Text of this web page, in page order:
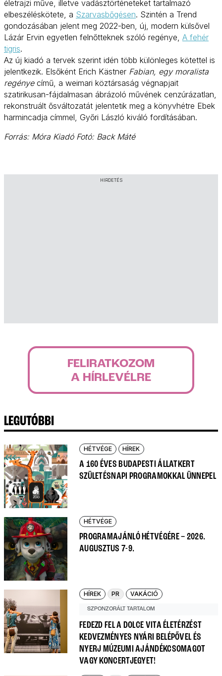
életrajzi műve, illetve vadásztörténeteket tartalmazó
elbeszéléskötete, a Szarvasbőgésen. Szintén a Trend
gondozásában jelent meg 2022-ben, új, modern külsővel
Lázár Ervin egyetlen felnőtteknek szóló regénye, A fehér
tigris.
Az új kiadó a tervek szerint idén több különleges kötettel is
jelentkezik. Elsőként Erich Kästner Fabian, egy moralista
regényecímű, a weimari köztársaság végnapjait
szatirikusan-fájdalmasan ábrázoló művének cenzúrázatlan,
rekonstruált ősváltozatát jelentetik meg a könyvhétre Ebek
harmincadja címmel, Győri László kiváló fordításában.
Forrás: Móra Kiadó Fotó: Back Máté
HIRDETÉS
FELIRATKOZOM
A HÍRLEVÉLRE
LEGUTÓBBI
HÉTVÉGE HÍREK
A 160 ÉVES BUDAPESTI ÁLLATKERT
SZÜLETÉSNAPI PROGRAMOKKAL ÜNNEPEL
HÉTVÉGE
PROGRAMAJÁNLÓ HÉTVÉGÉRE – 2026.
AUGUSZTUS 7-9.
HÍREK PR VAKÁCIÓ
SZPONZORÁLT TARTALOM
FEDEZD FEL A DOLCE VITA ÉLETÉRZÉST
KEDVEZMÉNYES NYÁRI BELÉPŐVEL ÉS
NYERJ MÚZEUMI AJÁNDÉKCSOMAGOT
VAGY KONCERTJEGYET!